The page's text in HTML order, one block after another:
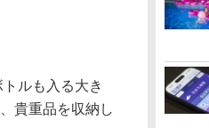
ルも入る大き
貴重品を収納し